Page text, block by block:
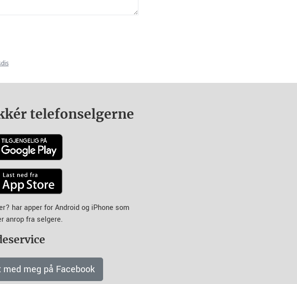
telefonselgerne
har apper for Android og iPhone som
anrop fra selgere.
med meg på Facebook